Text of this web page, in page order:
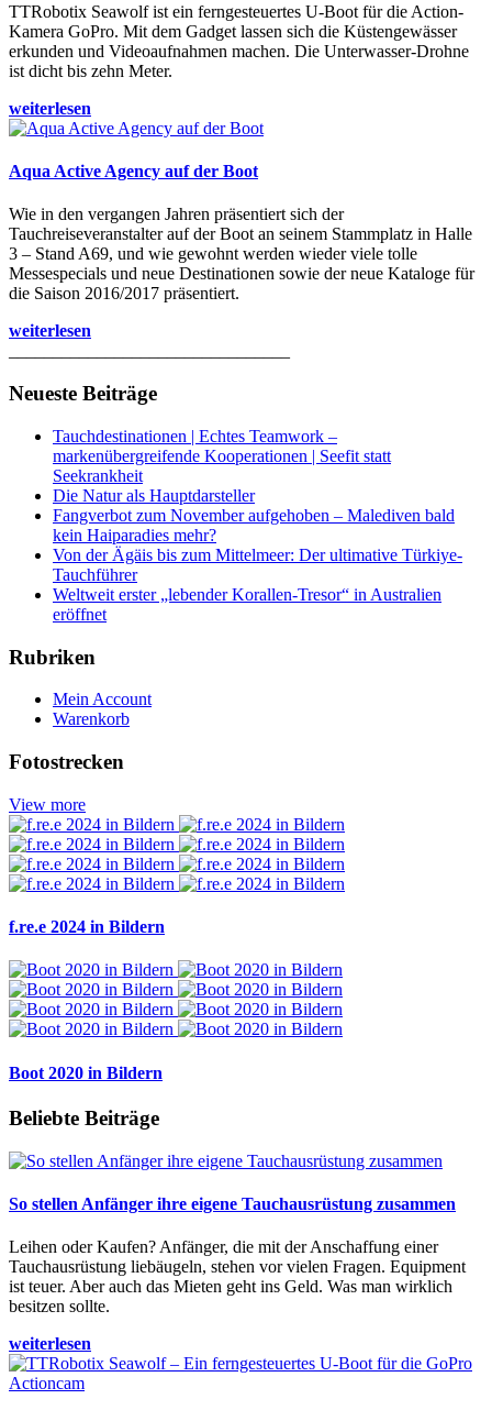
TTRobotix Seawolf ist ein ferngesteuertes U-Boot für die Action-
Kamera GoPro. Mit dem Gadget lassen sich die Küstengewässer
erkunden und Videoaufnahmen machen. Die Unterwasser-Drohne
ist dicht bis zehn Meter.
weiterlesen
Aqua Active Agency auf der Boot
Wie in den vergangen Jahren präsentiert sich der
Tauchreiseveranstalter auf der Boot an seinem Stammplatz in Halle
3 – Stand A69, und wie gewohnt werden wieder viele tolle
Messespecials und neue Destinationen sowie der neue Kataloge für
die Saison 2016/2017 präsentiert.
weiterlesen
Neueste Beiträge
Tauchdestinationen | Echtes Teamwork –
markenübergreifende Kooperationen | Seefit statt
Seekrankheit
Die Natur als Hauptdarsteller
Fangverbot zum November aufgehoben – Malediven bald
kein Haiparadies mehr?
Von der Ägäis bis zum Mittelmeer: Der ultimative Türkiye-
Tauchführer
Weltweit erster „lebender Korallen-Tresor“ in Australien
eröffnet
Rubriken
Mein Account
Warenkorb
Fotostrecken
View more
f.re.e 2024 in Bildern
Boot 2020 in Bildern
Beliebte Beiträge
So stellen Anfänger ihre eigene Tauchausrüstung zusammen
Leihen oder Kaufen? Anfänger, die mit der Anschaffung einer
Tauchausrüstung liebäugeln, stehen vor vielen Fragen. Equipment
ist teuer. Aber auch das Mieten geht ins Geld. Was man wirklich
besitzen sollte.
weiterlesen